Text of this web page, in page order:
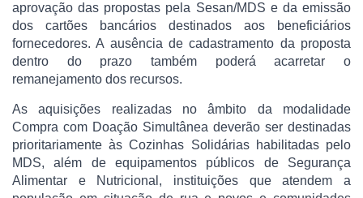
aprovação das propostas pela Sesan/MDS e da emissão
dos cartões bancários destinados aos beneficiários
fornecedores. A ausência de cadastramento da proposta
dentro do prazo também poderá acarretar o
remanejamento dos recursos.
As aquisições realizadas no âmbito da modalidade
Compra com Doação Simultânea deverão ser destinadas
prioritariamente às Cozinhas Solidárias habilitadas pelo
MDS, além de equipamentos públicos de Segurança
Alimentar e Nutricional, instituições que atendem a